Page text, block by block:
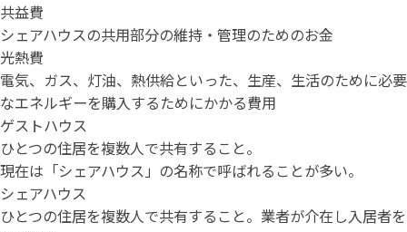
共益費
シェアハウスの共用部分の維持・管理のためのお金
光熱費
電気、ガス、灯油、熱供給といった、生産、生活のために必要
なエネルギーを購入するためにかかる費用
ゲストハウス
ひとつの住居を複数人で共有すること。
現在は「シェアハウス」の名称で呼ばれることが多い。
シェアハウス
ひとつの住居を複数人で共有すること。業者が介在し入居者を